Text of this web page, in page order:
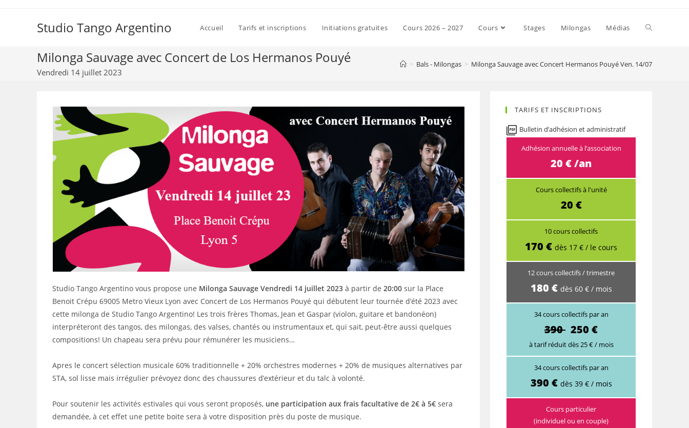
Studio Tango Argentino Accueil Tarifs et inscriptions Initiations gratuites Cours 2026 – 2027 Cours Stages Milongas Médias
Milonga Sauvage avec Concert de Los Hermanos Pouyé
Vendredi 14 juillet 2023
> Bals - Milongas > Milonga Sauvage avec Concert Hermanos Pouyé Ven. 14/07
Studio Tango Argentino vous propose une Milonga Sauvage Vendredi 14 juillet 2023 à partir de 20:00 sur la Place
Benoit Crépu 69005 Metro Vieux Lyon avec Concert de Los Hermanos Pouyé qui débutent leur tournée d’été 2023 avec
cette milonga de Studio Tango Argentino! Les trois frères Thomas, Jean et Gaspar (violon, guitare et bandonéon)
interpréteront des tangos, des milongas, des valses, chantés ou instrumentaux et, qui sait, peut-être aussi quelques
compositions! Un chapeau sera prévu pour rémunérer les musiciens…
Apres le concert sélection musicale 60% traditionnelle + 20% orchestres modernes + 20% de musiques alternatives par
STA, sol lisse mais irrégulier prévoyez donc des chaussures d’extérieur et du talc à volonté.
Pour soutenir les activités estivales qui vous seront proposés, une participation aux frais facultative de 2€ à 5€ sera
demandée, à cet effet une petite boite sera à votre disposition près du poste de musique.
TARIFS ET INSCRIPTIONS
Bulletin d’adhésion et administratif
Adhésion annuelle à l’association
20 € /an
Cours collectifs à l'unité
20 €
10 cours collectifs
170 € dès 17 € / le cours
12 cours collectifs / trimestre
180 € dès 60 € / mois
34 cours collectifs par an
390 250 €
à tarif réduit dès 25 € / mois
34 cours collectifs par an
390 € dès 39 € / mois
Cours particulier
(individuel ou en couple)